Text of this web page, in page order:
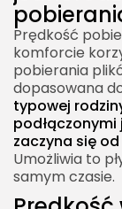
Prędkość
komforcie
pobierania
dopasowana
typowej
zaczyna się
Umożliwia to
samym czasie.
Stabilny
domku